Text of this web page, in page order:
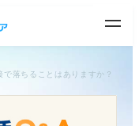
で落ちることはありますか？